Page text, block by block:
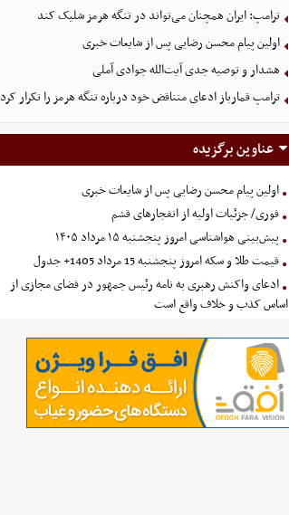
ترامپ: ایران همچنان می‌تواند در تنگه هرمز شلیک کند
اولین پیام محسن رضایی پس از شایعات خبری
هشدار و توصیه جدی آیت‌الله جوادی آملی
ترامپ قمارباز ادعای متناقض خود درباره تنگه هرمز را تکرار کرد
عناوین برگزیده
اولین پیام محسن رضایی پس از شایعات خبری
فوری/ جزئیات اولیه از انفجارهای قشم
پیش‌بینی هواشناسی امروز پنجشنبه ۱۵ مرداد ۱۴۰۵
قیمت طلا و سکه امروز پنجشنبه 15 مرداد 1405+ جدول
ادعای واکنش رهبری به نامه رئیس جمهور در فضای مجازی از
اساس کذب و خلاف واقع است